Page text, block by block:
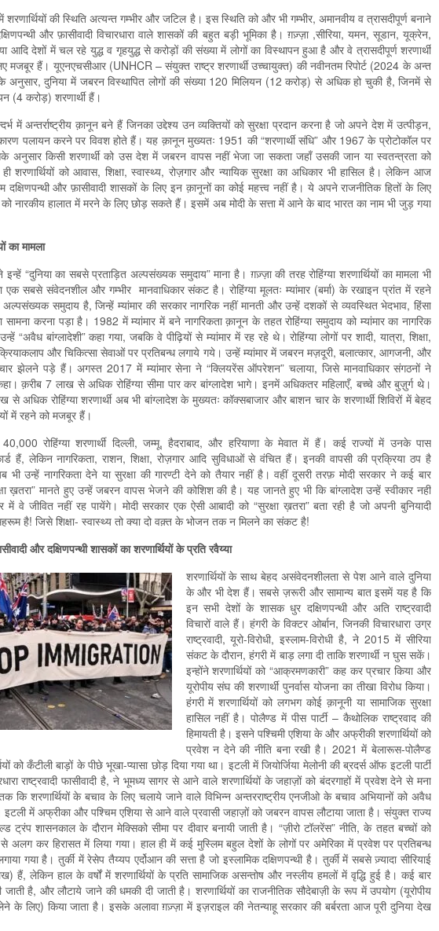
शरणार्थियों की स्थिति अत्यन्त गम्भीर और जटिल है। इस स्थिति को और भी गम्भीर, अमानवीय व त्रासदीपूर्ण बनाने
और फ़ासीवादी विचारधारा वाले शासकों की बहुत बड़ी भूमिका है। ग़ज़्ज़ा ,सीरिया, यमन, सूडान, यूक्रेन,
आदि देशों में चल रहे युद्ध व गृहयुद्ध से करोड़ों की संख्या में लोगों का विस्थापन हुआ है और वे त्रासदीपूर्ण शरणार्थी
मजबूर हैं। यूएनएचसीआर (UNHCR – संयुक्त राष्ट्र शरणार्थी उच्चायुक्त) की नवीनतम रिपोर्ट (2024 के अन्त
दुनिया में जबरन विस्थापित लोगों की संख्या 120 मिलियन (12 करोड़) से अधिक हो चुकी है, जिनमें से
(4 करोड़) शरणार्थी हैं।
में अन्तर्राष्ट्रीय क़ानून बने हैं जिनका उद्देश्य उन व्यक्तियों को सुरक्षा प्रदान करना है जो अपने देश में उत्पीड़न,
पलायन करने पर विवश होते हैं। यह क़ानून मुख्यतः 1951 की “शरणार्थी संधि” और 1967 के प्रोटोकॉल पर
अनुसार किसी शरणार्थी को उस देश में जबरन वापस नहीं भेजा जा सकता जहाँ उसकी जान या स्वतन्त्रता को
शरणार्थियों को आवास, शिक्षा, स्वास्थ्य, रोज़गार और न्यायिक सुरक्षा का अधिकार भी हासिल है। लेकिन आज
दक्षिणपन्थी और फ़ासीवादी शासकों के लिए इन क़ानूनों का कोई महत्त्व नहीं है। ये अपने राजनीतिक हितों के लिए
को नारकीय हालात में मरने के लिए छोड़ सकते हैं। इसमें अब मोदी के सत्ता में आने के बाद भारत का नाम भी जुड़ गया
का मामला
“दुनिया का सबसे प्रताड़ित अल्पसंख्यक समुदाय” माना है। ग़ज़्ज़ा की तरह रोहिंग्या शरणार्थियों का मामला भी
सबसे संवेदनशील और गम्भीर मानवाधिकार संकट है। रोहिंग्या मूलतः म्यांमार (बर्मा) के रखाइन प्रांत में रहने
समुदाय है, जिन्हें म्यांमार की सरकार नागरिक नहीं मानती और उन्हें दशकों से व्यवस्थित भेदभाव, हिंसा
करना पड़ा है। 1982 में म्यांमार में बने नागरिकता क़ानून के तहत रोहिंग्या समुदाय को म्यांमार का नागरिक
“अवैध बांग्लादेशी” कहा गया, जबकि वे पीढ़ियों से म्यांमार में रह रहे थे। रोहिंग्या लोगों पर शादी, यात्रा, शिक्षा,
क्रियाकलाप और चिकित्सा सेवाओं पर प्रतिबन्ध लगाये गये। उन्हें म्यांमार में जबरन मज़दूरी, बलात्कार, आगजनी, और
झेलने पड़े हैं। अगस्त 2017 में म्यांमार सेना ने “क्लियरेंस ऑपरेशन” चलाया, जिसे मानवाधिकार संगठनों ने
क़रीब 7 लाख से अधिक रोहिंग्या सीमा पार कर बांग्लादेश भागे। इनमें अधिकतर महिलाएँ, बच्चे और बुज़ुर्ग थे।
से अधिक रोहिंग्या शरणार्थी अब भी बांग्लादेश के मुख्यतः कॉक्सबाजार और बाशन चार के शरणार्थी शिविरों में बेहद
में रहने को मजबूर हैं।
रोहिंग्या शरणार्थी दिल्ली, जम्मू, हैदराबाद, और हरियाणा के मेवात में हैं। कई राज्यों में उनके पास
हैं, लेकिन नागरिकता, राशन, शिक्षा, रोज़गार आदि सुविधाओं से वंचित हैं। इनकी वापसी की प्रक्रिया ठप है
भी उन्हें नागरिकता देने या सुरक्षा की गारण्टी देने को तैयार नहीं है। वहीं दूसरी तरफ़ मोदी सरकार ने कई बार
ख़तरा” मानते हुए उन्हें जबरन वापस भेजने की कोशिश की है। यह जानते हुए भी कि बांग्लादेश उन्हें स्वीकार नहीं
में वे जीवित नहीं रह पायेंगे। मोदी सरकार एक ऐसी आबादी को “सुरक्षा ख़तरा” बता रही है जो अपनी बुनियादी
है! जिसे शिक्षा- स्वास्थ्य तो क्या दो वक़्त के भोजन तक न मिलने का संकट है!
और दक्षिणपन्थी शासकों का शरणार्थियों के प्रति रवैय्या
शरणार्थियों के साथ बेहद असंवेदनशीलता से पेश आने वाले दुनिया
के और भी देश हैं। सबसे ज़रूरी और सामान्य बात इसमें यह है कि
इन सभी देशों के शासक धुर दक्षिणपन्थी और अति राष्ट्रवादी
विचारों वाले हैं। हंगरी के विक्टर ओर्बान, जिनकी विचारधारा उग्र
राष्ट्रवादी, यूरो-विरोधी, इस्लाम-विरोधी है, ने 2015 में सीरिया
संकट के दौरान, हंगरी में बाड़ लगा दी ताकि शरणार्थी न घुस सकें।
इन्होंने शरणार्थियों को “आक्रमणकारी” कह कर प्रचार किया और
यूरोपीय संघ की शरणार्थी पुनर्वास योजना का तीखा विरोध किया।
हंगरी में शरणार्थियों को लगभग कोई क़ानूनी या सामाजिक सुरक्षा
हासिल नहीं है। पोलैण्ड में पीस पार्टी – कैथोलिक राष्ट्रवाद की
हिमायती है। इसने पश्चिमी एशिया के और अफ्रीकी शरणार्थियों को
प्रवेश न देने की नीति बना रखी है। 2021 में बेलारूस-पोलैण्ड
को कँटीली बाड़ों के पीछे भूखा-प्यासा छोड़ दिया गया था। इटली में जियोर्जिया मेलोनी की ब्रदर्स ऑफ इटली पार्टी
राष्ट्रवादी फासीवादी है, ने भूमध्य सागर से आने वाले शरणार्थियों के जहाज़ों को बंदरगाहों में प्रवेश देने से मना
कि शरणार्थियों के बचाव के लिए चलाये जाने वाले विभिन्न अन्तरराष्ट्रीय एनजीओ के बचाव अभियानों को अवैध
इटली में अफ्रीका और पश्चिम एशिया से आने वाले प्रवासी जहाज़ों को जबरन वापस लौटाया जाता है। संयुक्त राज्य
ट्रंप शासनकाल के दौरान मेक्सिको सीमा पर दीवार बनायी जाती है। “ज़ीरो टॉलरेंस” नीति, के तहत बच्चों को
से अलग कर हिरासत में लिया गया। हाल ही में कई मुस्लिम बहुल देशों के लोगों पर अमेरिका में प्रवेश पर प्रतिबन्ध
गया है। तुर्की में रेसेप तैय्यप एर्दोआन की सत्ता है जो इस्लामिक दक्षिणपन्थी है। तुर्की में सबसे ज़्यादा सीरियाई
हैं, लेकिन हाल के वर्षों में शरणार्थियों के प्रति सामाजिक असन्तोष और नस्लीय हमलों में वृद्धि हुई है। कई बार
जाती है, और लौटाये जाने की धमकी दी जाती है। शरणार्थियों का राजनीतिक सौदेबाज़ी के रूप में उपयोग (यूरोपीय
के लिए) किया जाता है। इसके अलावा ग़ज़्ज़ा में इज़राइल की नेतन्याहू सरकार की बर्बरता आज पूरी दुनिया देख